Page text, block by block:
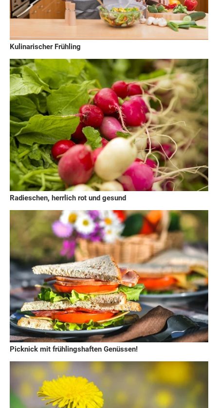
Kulinarischer Frühling
Radieschen, herrlich rot und gesund
Picknick mit frühlingshaften Genüssen!